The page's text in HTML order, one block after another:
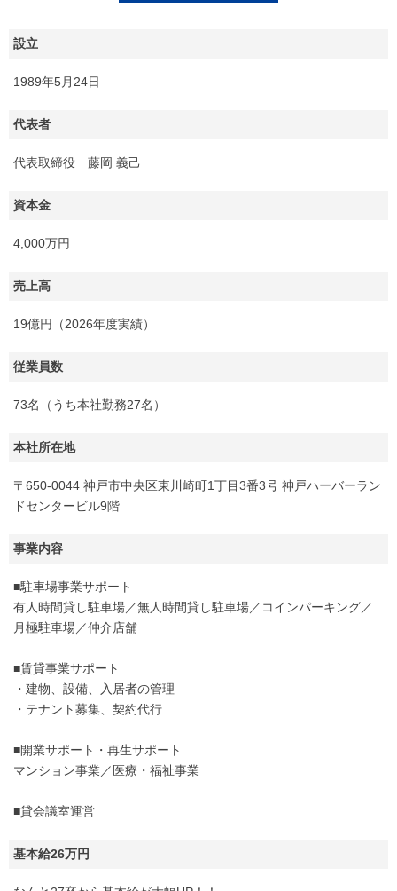
設立
1989年5月24日
代表者
代表取締役 藤岡 義己
資本金
4,000万円
売上高
19億円（2026年度実績）
従業員数
73名（うち本社勤務27名）
本社所在地
〒650-0044 神戸市中央区東川崎町1丁目3番3号 神戸ハーバーラン
ドセンタービル9階
事業内容
■駐車場事業サポート
有人時間貸し駐車場／無人時間貸し駐車場／コインパーキング／
月極駐車場／仲介店舗
■賃貸事業サポート
・建物、設備、入居者の管理
・テナント募集、契約代行
■開業サポート・再生サポート
マンション事業／医療・福祉事業
■貸会議室運営
基本給26万円